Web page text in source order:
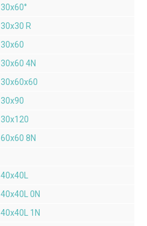
30x60°
30x30 R
30x60
30x60 4N
30x60x60
30x90
30x120
60x60 8N
40x40L
40x40L 0N
40x40L 1N